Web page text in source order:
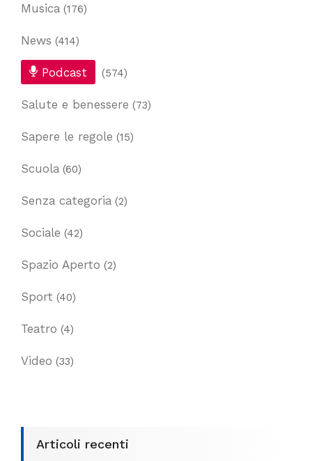
Musica (176)
News (414)
Podcast (574)
Salute e benessere (73)
Sapere le regole (15)
Scuola (60)
Senza categoria (2)
Sociale (42)
Spazio Aperto (2)
Sport (40)
Teatro (4)
Video (33)
Articoli recenti